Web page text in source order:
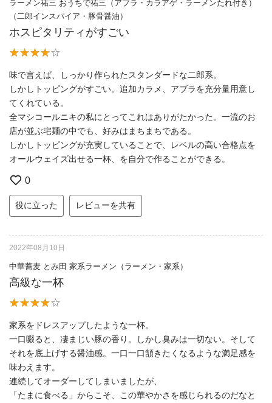
ラーメン祐三 おうちで祐三（アブラ・カラアゲ・ラーメンたれ付き）
（二郎インスパイア・豚骨醤油）
ホスピタリティがすごい
味で言えば、しっかり作られたスタンダードな二郎系。
しかしトッピングがすごい。追加カラメ、アブラを充分量用意し
てくれている。
全マシコールニキの私にとってこれはありがたかった。一流のお
店が並ぶ宅麺の中でも、好みはまちまちである。
しかしトッピングが充実していることで、レベルの高い合格点を
オールウェイズ出せる一杯、を自分で作ることができる。
0
役に立った レビューを共有
2022年08月10日
中華蕎麦 とみ田 家系ラーメン（ラーメン・家系）
高級な一杯
家系をドレスアップしたような一杯。
一口啜ると、凄まじい豚の香り。しかし臭みは一切ない。そして
それを底上げする醤油感。一口一口頷きたくなるような満足感を
味わえます。
連続してオーダーしてしまいましたが、
「たまに食べる」からこそ、この華やかさを感じられるのだなと